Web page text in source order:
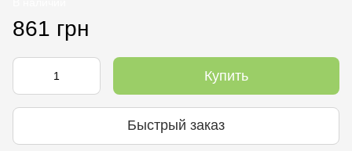
861 грн
Купить
Быстрый заказ